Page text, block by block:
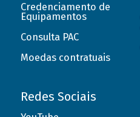
Credenciamento de
Equipamentos
Consulta PAC
Moedas contratuais
Redes Sociais